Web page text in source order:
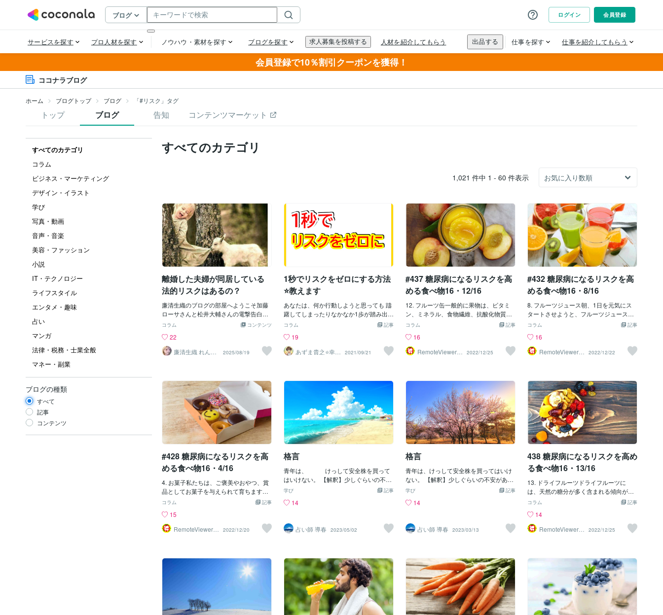
会員登録で10％割引クーポンを獲得！
ココナラブログ
ホーム ブログトップ ブログ 「#リスク」タグ
トップ ブログ 告知 コンテンツマーケット
すべてのカテゴリ
コラム
ビジネス・マーケティング
デザイン・イラスト
学び
写真・動画
音声・音楽
美容・ファッション
小説
IT・テクノロジー
ライフスタイル
エンタメ・趣味
占い
マンガ
法律・税務・士業全般
マネー・副業
ブログの種類
すべて
記事
コンテンツ
すべてのカテゴリ
1,021 件中 1 - 60 件表示
離婚した夫婦が同居している
法的リスクはあるの？
廉清生織のブログの部屋へようこそ加藤
ローサさんと松井大輔さんの電撃告白に
驚いた方も多かったのではないでしょう
った方がいいかなと思って・・あれなん
ですけど…」と切り出し「実は今は籍を
抜いていて 新しい私たちの形で 一緒
山崎育三郎さんが「もう離婚されてる形
で…」と応じると「そうなんです。離婚
してて」と松井氏との離婚を告白驚く山
崎育三郎さんと井桁弘恵さんの両ＭＣを
前に「初めて言っちゃった！」とあっけ
らかんと笑っていたのが印象的だったの
ですがそこで疑問が・・法的リスクは無
いのかな？って思いまとめてみたのでこ
れから離婚を考えていて同居した方がい
いのかどうなのか迷っているあなたのた
めに参考になりましたら嬉しいです1. 再
婚と離婚の取り決めに関する混乱離婚後
に再び一緒に暮らす場合、再婚していな
い限り、法的に「再婚」したと見なされ
住み続けることによって、以前の離婚条
件（例えば、養育費、財産分与、慰謝料
など）に影響を与えることがあるかもし
活の共同」と見なされる場合、養育費や
財産分与の条件に影響が出る可能性があ
ります。例えば、元配偶者が「実質的に
婚姻関係が続いている」と主張する場合
が考えられます2. 共同生活が元配偶者の
権利に影響する場合離婚後、再度一緒に
コンテンツ
コラム
22
廉清生織 れんせ
い さき
2025/08/19
1秒でリスクをゼロにする方法
⭐教えます
あなたは、何か行動しようと思っても 躊
躇してしまったりなかなか1歩が踏み出せ
ないそんな時ってないですか？それはた
う。リスクとは？・もしかしたら、嫌な
ことが起こるかもしれない ・もしかした
ら、失敗して恥をかくかもしれない ・も
とします。 そんなリスクの考えが 一瞬で
も頭をよぎってしまったら あら、不思
議！？ 脳があなたの行動にストップをか
けて 行動を止めさせてしまうんです これ
は、もはや自分自身で 金縛りの術にハマ
ってしまったような感じですかね（笑）
このリスクを一瞬にしてゼロに変える思
考法があるんです。 リスクがなかったら
行動するのは簡単じゃないですか？「お
て思ってしまったかもしれませんね。 で
も、実際にあるんです。僕は、元々デブ
でコミュ障で自分に言い訳ばかりするよ
うな人間でした。 何に対しても挑戦する
代があったんです。でもいまは、この思
考法を取り入れてリスクを怖がらずに い
でリスクをゼロにする 思考法とはどうす
ればいいか！！ 「知りたいですか？」今
回、このブログを読んでくれている あな
たにだけ、その秘密をこっそり教えます
ね♪⭐1秒でリスクをゼロにする思考法と
は？⭐その行動をすることで、起こりう
記事
コラム
19
あずま貴之⭐幸せ
自分軸の生き方
2021/09/21
#437 糖尿病になるリスクを高
める食べ物16・12/16
12. フルーツ缶一般的に果物は、ビタミ
ン、ミネラル、食物繊維、抗酸化物質、
植物性栄養素を豊富に含んでいます。た
は、砂糖が加えられていないことを確認
すること。シロップではなく、自然なジ
ュースで缶詰にされたものを選びましょ
物には過剰な糖分が含まれており、栄養
価も新鮮な果物よりずっと低くなってい
ます。果汁そのままの缶詰の梨はカップ
半分で60カロリー、糖分は12グラムにな
ります。缶詰の果物は、甘味料によって
風味が強化されていることが多いからで
す。 さらに、缶詰には保存料として有毒
な化学物質が使われていることが多いの
です。つまり、缶詰のフルーツは適度に
食後のスイーツとして常用すると、長期
的には身体の健康と幸福を害する可能性
があるということです。1⃣ 割引クーポン
をゲットする。 1000円割引クーポンをゲ
か：クーポンコード→ NQGN1B 導
与：クーポンコード→ KR68BV 導 春：
コード→ 2⃣ 申し込む 紫 光：http
s://coconala.com/users/3566974 すず
か：https://coconala.com/users/3162848
寿 花：https://coconala.com/users/3331
387 導 春：htt
記事
コラム
16
RemoteViewer導
2022/12/25
#432 糖尿病になるリスクを高
める食べ物16・8/16
8. フルーツジュース朝、1日を元気にス
タートさせようと、フルーツジュースに
手を伸ばすことが多いのではないでしょ
ツ」という言葉が含まれているため、私
たちはしばしばそれを健康的だと想像し
ます。しかし、正しい飲み方を選ぶこと
るのです。 フルーツジュースには、ジュ
ースにする過程で分解されない重要な微
量栄養素、特にビタミンやミネラルが多
く含まれていることがあり、特に丸ごと
の果物からブレンドされたものはその傾
向が顕著です。砂糖の入っていないフレ
ッシュなフルーツジュースは、ソーダな
どの甘い飲み物とは対照的に、確かにお
すすめです。 しかし、濃縮果汁の中には
糖分を多く含むものがあり、血糖値を悪
化させ、太りやすくなる可能性があるこ
とに留意する必要があります。純度10
0％、砂糖不使用のジュースを選ぶように
しましょう。また、市販のフルーツジュ
存期間を延ばすために低温殺菌（通常は1
00℃以下）されていますが、その結果、
特定の栄養素の濃度が低くなっている可
ンをゲットする。 1000円割引クーポンを
ゲットする。 https://coconala.com/ 紫
光：クーポンコード→ H20WNK すず
か：クーポンコード→ NQGN1B 導
与：クーポンコード→ KR68BV 導 春：
クーポンコード→ B5QXX3 寿 花：クー
記事
コラム
16
RemoteViewer導
2022/12/22
#428 糖尿病になるリスクを高
める食べ物16・4/16
4. お菓子私たちは、ご褒美やおやつ、賞
品としてお菓子を与えられて育ちます。
誕生日や出産祝いなど、あらゆるイベン
の習慣が大人になってからの食生活を形
成することがよくあります。大人になっ
てからも、甘いものはお祝いや良い行い
1型糖尿病の原因は正確には分かっていま
せんが、生活習慣との関連はないため、
砂糖が直接の原因にはならないそうで
す。砂糖が直接2型糖尿病の原因になるか
どうかは、砂糖が2型糖尿病の原因である
体重増加を促すため、複雑な問題になっ
記事
コラム
15
RemoteViewer導
2022/12/20
格言
青年は、 けっして安全株を買って
はいけない。 【解釈】少しぐらいの不安
があっても、これだと思うものに将来を
人・作家 出典「牡鶏とアルルカン」 梅個
22005/228651 松個性(城) ：https://coc
onala.com/blogs/2722005/228889 桜個
onala.com/blogs/2722005/215858 １０
００円クーポン：https://coconala.com/in
vite/B5QXX3
記事
学び
14
占い師 導春 2023/05/02
格言
青年は、けっして安全株を買ってはいけ
ない。 【解釈】少しぐらいの不安があっ
ても、これだと思うものに将来を賭ける
家 出典「牡鶏とアルルカン」 梅個性(大
5/228651 松個性(城) ：https://coconala.
com/blogs/2722005/228889 桜個性(人)
om/blogs/2722005/215858 １０００円ク
ーポン：https://coconala.com/invite/B5Q
XX3
記事
学び
14
占い師 導春 2023/03/13
438 糖尿病になるリスクを高め
る食べ物16・13/16
13. ドライフルーツドライフルーツに
は、天然の糖分が多く含まれる傾向があ
ります。ドライフルーツは水分が除去さ
すべての糖分とカロリーが濃縮されてい
ます。 クランベリー、ブルーベリー、チ
ェリー、イチゴ、マンゴーなど、多くの
フルーツは新鮮な果物の栄養価をほとん
ど保っていますが、カロリーやグルコー
スとフルクトースの両方を含む糖分が非
常に高くなります。 ドライフルーツには
食物繊維や多くの栄養素が含まれている
ため、おやつに適していますが、適度な
記事
コラム
14
RemoteViewer導
2022/12/25